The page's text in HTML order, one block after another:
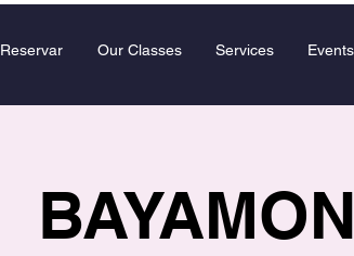
Reservar Our Classes Services Events